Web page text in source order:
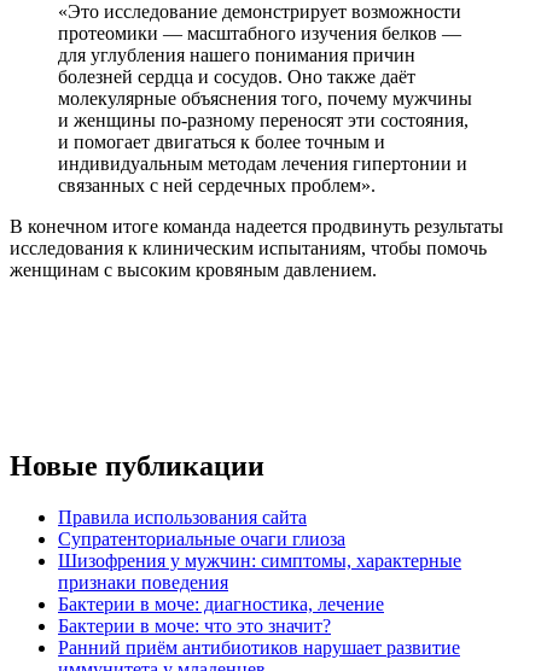
«Это исследование демонстрирует возможности
протеомики — масштабного изучения белков —
для углубления нашего понимания причин
болезней сердца и сосудов. Оно также даёт
молекулярные объяснения того, почему мужчины
и женщины по-разному переносят эти состояния,
и помогает двигаться к более точным и
индивидуальным методам лечения гипертонии и
связанных с ней сердечных проблем».
В конечном итоге команда надеется продвинуть результаты
исследования к клиническим испытаниям, чтобы помочь
женщинам с высоким кровяным давлением.
Новые публикации
Правила использования сайта
Супратенториальные очаги глиоза
Шизофрения у мужчин: симптомы, характерные
признаки поведения
Бактерии в моче: диагностика, лечение
Бактерии в моче: что это значит?
Ранний приём антибиотиков нарушает развитие